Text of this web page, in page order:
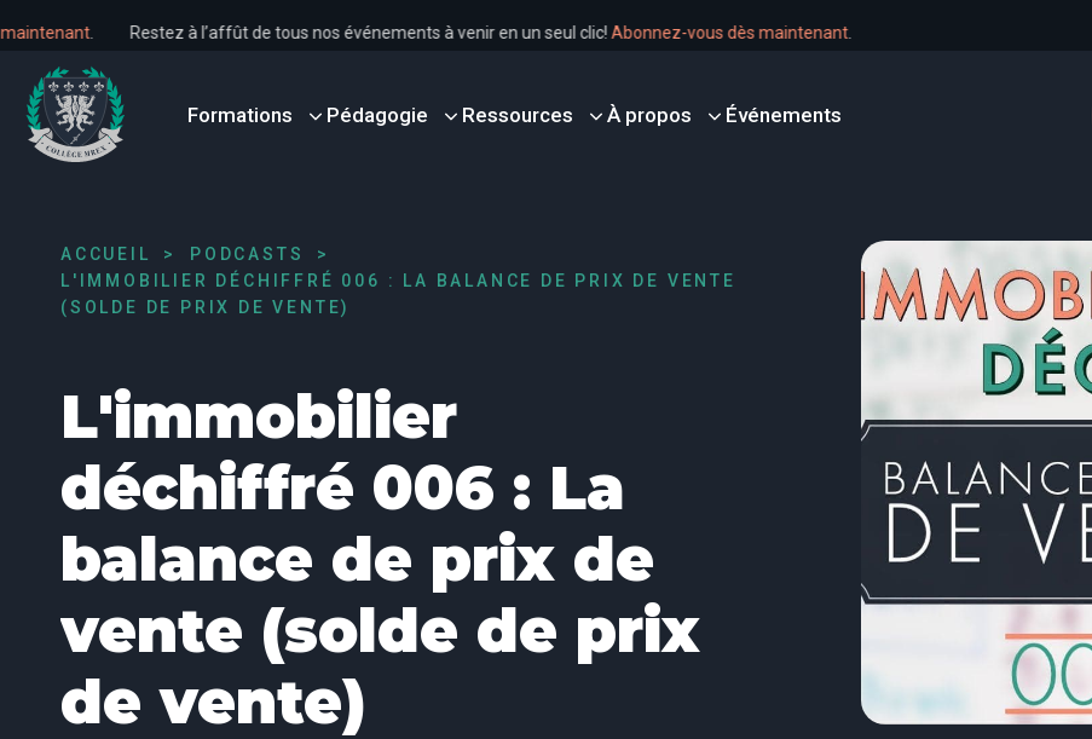
maintenant Restez à l’affût de tous nos événements à venir en un seul clic!Abonnez-vous dès maintenant
Formations Pédagogie Ressources À propos Événements
ACCUEIL
PODCASTS
L'IMMOBILIER DÉCHIFFRÉ 006 : LA BALANCE DE PRIX DE VENTE
(SOLDE DE PRIX DE VENTE)
L'immobilier
déchiffré 006 : La
balance de prix de
vente (solde de prix
de vente)